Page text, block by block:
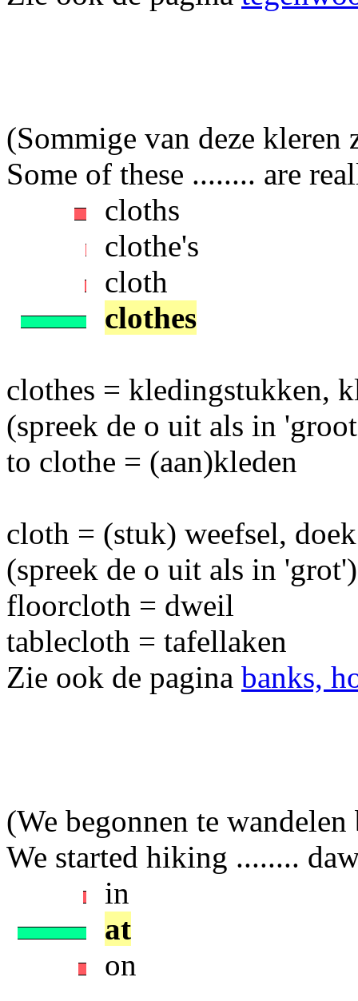
(Sommige van deze
Some of these ........ are
cloths
clothe's
cloth
clothes
clothes = kledingstukken,
(spreek de o uit als in
to clothe = (aan)kleden
cloth = (stuk) weefsel, doek
(spreek de o uit als in 'grot')
floorcloth = dweil
tablecloth = tafellaken
Zie ook de pagina banks,
(We begonnen te
We started hiking ........
in
at
on